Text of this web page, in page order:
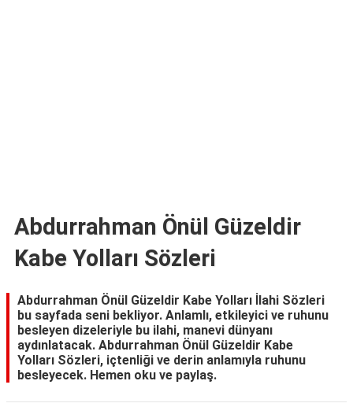
Abdurrahman Önül Güzeldir
Kabe Yolları Sözleri
Abdurrahman Önül Güzeldir Kabe Yolları İlahi Sözleri
bu sayfada seni bekliyor. Anlamlı, etkileyici ve ruhunu
besleyen dizeleriyle bu ilahi, manevi dünyanı
aydınlatacak. Abdurrahman Önül Güzeldir Kabe
Yolları Sözleri, içtenliği ve derin anlamıyla ruhunu
besleyecek. Hemen oku ve paylaş.